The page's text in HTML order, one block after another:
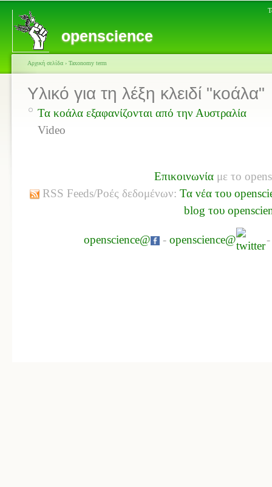
openscience
Αρχική σελίδα › Taxonomy term
Υλικό για τη λέξη κλειδί "κοάλα"
Τα κοάλα εξαφανίζονται από την Αυστραλία
Video
Επικοινωνία με το
RSS Feeds/Ροές δεδομένων: Τα νέα του
blog του
openscience@ - openscience@